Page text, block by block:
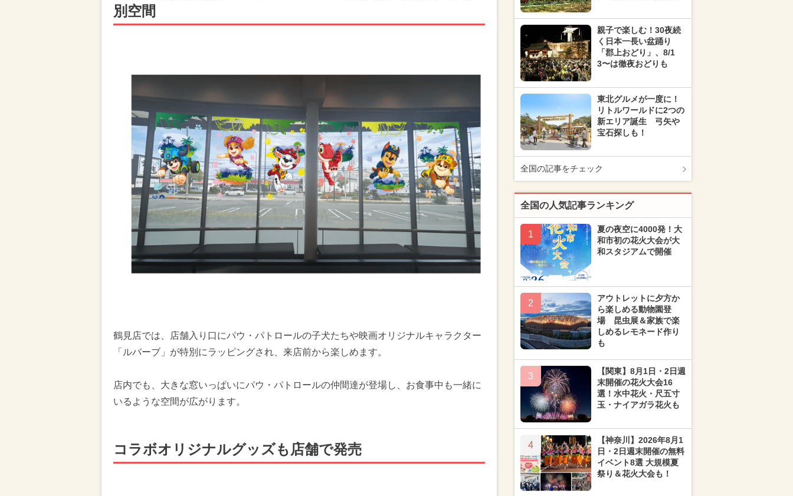
別空間
鶴見店では、店舗入り口にパウ・パトロールの子犬たちや映画オリジナルキャラクター
「ルバーブ」が特別にラッピングされ、来店前から楽しめます。
店内でも、大きな窓いっぱいにパウ・パトロールの仲間達が登場し、お食事中も一緒に
いるような空間が広がります。
コラボオリジナルグッズも店舗で発売
親子で楽しむ！30夜続
く日本一長い盆踊り
「郡上おどり」、8/1
3〜は徹夜おどりも
東北グルメが一度に！
リトルワールドに2つの
新エリア誕生 弓矢や
宝石探しも！
全国の記事をチェック
全国の人気記事ランキング
1
夏の夜空に4000発！大
和市初の花火大会が大
和スタジアムで開催
2
アウトレットに夕方か
ら楽しめる動物園登
場 昆虫展＆家族で楽
しめるレモネード作り
も
3
【関東】8月1日・2日週
末開催の花火大会16
選！水中花火・尺五寸
玉・ナイアガラ花火も
4
【神奈川】2026年8月1
日・2日週末開催の無料
イベント8選 大規模夏
祭り＆花火大会も！